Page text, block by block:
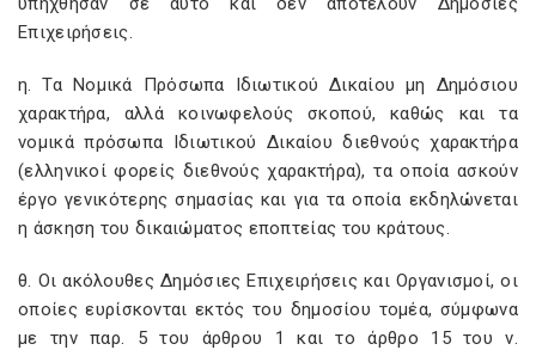
Επιχειρήσεις.
η. Τα Νομικά Πρόσωπα Ιδιωτικού Δικαίου μη Δημόσιου
χαρακτήρα, αλλά κοινωφελούς σκοπού, καθώς και τα
νομικά πρόσωπα Ιδιωτικού Δικαίου διεθνούς χαρακτήρα
(ελληνικοί φορείς διεθνούς χαρακτήρα), τα οποία ασκούν
έργο γενικότερης σημασίας και για τα οποία εκδηλώνεται
η άσκηση του δικαιώματος εποπτείας του κράτους.
θ. Οι ακόλουθες Δημόσιες Επιχειρήσεις και Οργανισμοί, οι
οποίες ευρίσκονται εκτός του δημοσίου τομέα, σύμφωνα
με την παρ. 5 του άρθρου 1 και το άρθρο 15 του ν.